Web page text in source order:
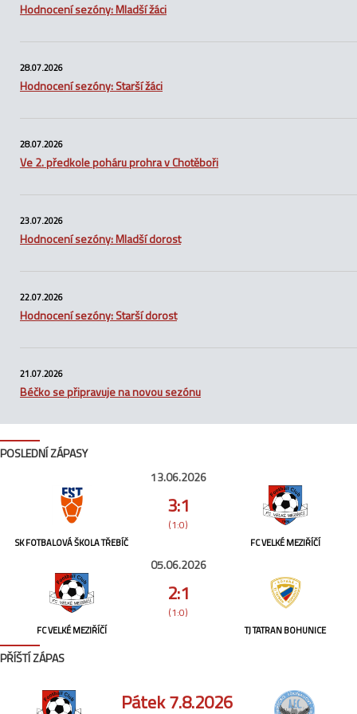
Hodnocení sezóny: Mladší žáci
28.07.2026
Hodnocení sezóny: Starší žáci
28.07.2026
Ve 2. předkole poháru prohra v Chotěboři
23.07.2026
Hodnocení sezóny: Mladší dorost
22.07.2026
Hodnocení sezóny: Starší dorost
21.07.2026
Béčko se připravuje na novou sezónu
POSLEDNÍ ZÁPASY
SK FOTBALOVÁ ŠKOLA TŘEBÍČ
13.06.2026
3:1
(1:0)
FC VELKÉ MEZIŘÍČÍ
FC VELKÉ MEZIŘÍČÍ
05.06.2026
2:1
(1:0)
TJ TATRAN BOHUNICE
PŘÍŠTÍ ZÁPAS
Pátek 7.8.2026